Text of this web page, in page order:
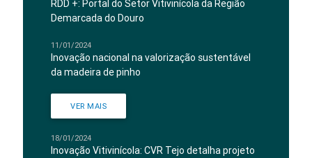
RDD +: Portal do Setor Vitivinícola da Região
Demarcada do Douro
11/01/2024
Inovação nacional na valorização sustentável
da madeira de pinho
VER MAIS
18/01/2024
Inovação Vitivinícola: CVR Tejo detalha projeto